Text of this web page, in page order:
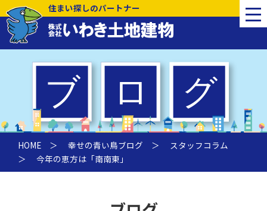
住まい探しのパートナー
HOME ＞ 幸せの青い鳥ブログ ＞ スタッフコラム
＞ 今年の恵方は「南南東」